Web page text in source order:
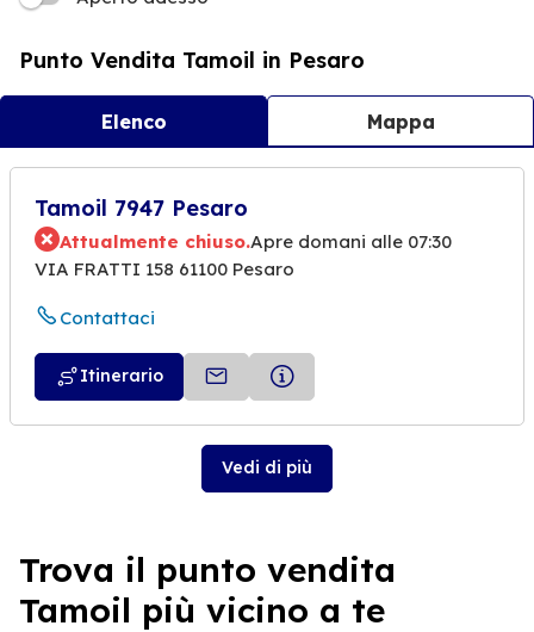
Punto Vendita Tamoil in Pesaro
Elenco Mappa
Tamoil 7947 Pesaro
Attualmente chiuso.Apre domani alle 07:30
VIA FRATTI 158 61100 Pesaro
Contattaci
Itinerario
Vedi di più
Trova il punto vendita
Tamoil più vicino a te